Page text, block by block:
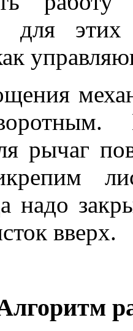
для
рычаг
надо
вверх.